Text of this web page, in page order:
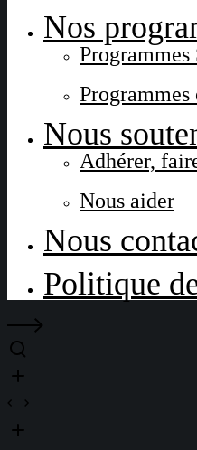
Nos
Programmes
Nous
Adhérer,
Nous aider
Nous
Politique